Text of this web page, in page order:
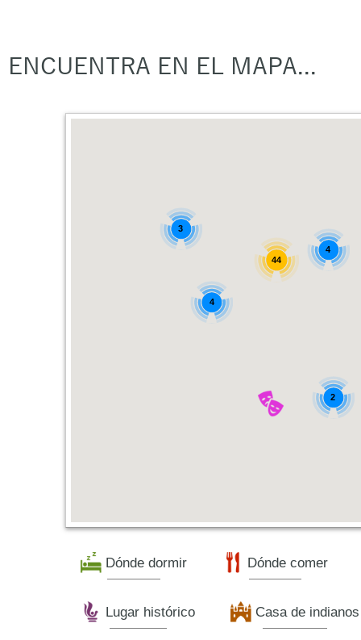
ENCUENTRA EN EL MAPA...
44
4
3
2
4
Dónde dormir Dónde comer
Lugar histórico Casa de indianos